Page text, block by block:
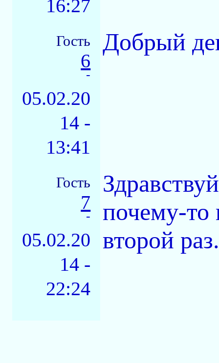
16:27
Гость
6
-
05.02.20
14 -
13:41
Добрый
Гость
7
-
05.02.20
14 -
22:24
почему-то
второй